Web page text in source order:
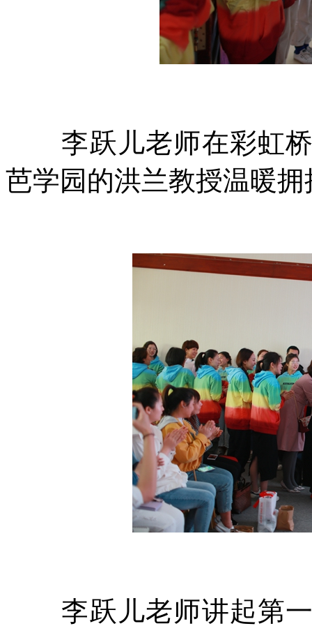
李跃儿老师在彩虹桥
芭学园的洪兰教授温暖拥
李跃儿老师讲起第一